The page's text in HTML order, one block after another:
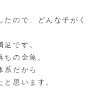
ので、どんな子がく
です。
の金魚。
系だから
思います。